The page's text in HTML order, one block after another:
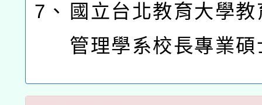
7、 國立台北教育大學
管理學系校長專業